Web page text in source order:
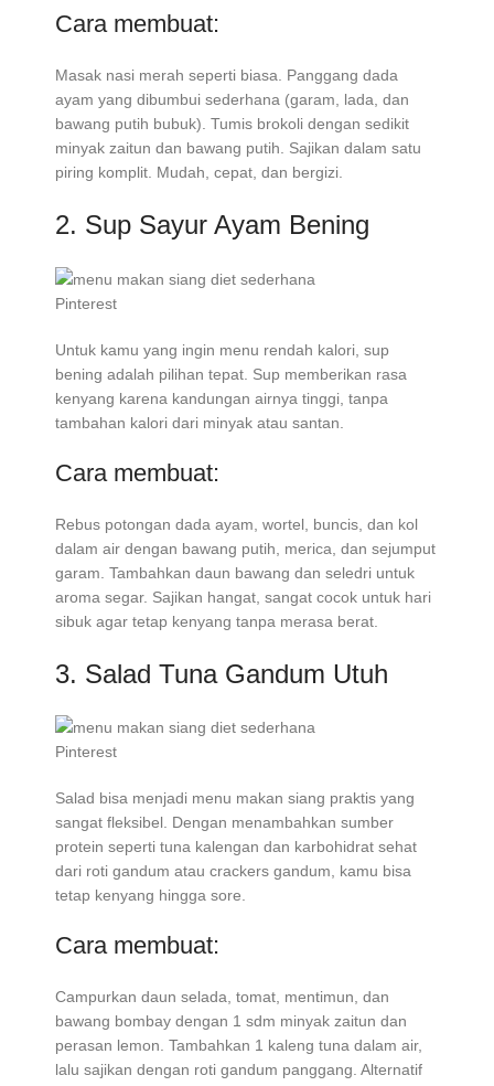
Cara membuat:
Masak nasi merah seperti biasa. Panggang dada
ayam yang dibumbui sederhana (garam, lada, dan
bawang putih bubuk). Tumis brokoli dengan sedikit
minyak zaitun dan bawang putih. Sajikan dalam satu
piring komplit. Mudah, cepat, dan bergizi.
2. Sup Sayur Ayam Bening
Pinterest
Untuk kamu yang ingin menu rendah kalori, sup
bening adalah pilihan tepat. Sup memberikan rasa
kenyang karena kandungan airnya tinggi, tanpa
tambahan kalori dari minyak atau santan.
Cara membuat:
Rebus potongan dada ayam, wortel, buncis, dan kol
dalam air dengan bawang putih, merica, dan sejumput
garam. Tambahkan daun bawang dan seledri untuk
aroma segar. Sajikan hangat, sangat cocok untuk hari
sibuk agar tetap kenyang tanpa merasa berat.
3. Salad Tuna Gandum Utuh
Pinterest
Salad bisa menjadi menu makan siang praktis yang
sangat fleksibel. Dengan menambahkan sumber
protein seperti tuna kalengan dan karbohidrat sehat
dari roti gandum atau crackers gandum, kamu bisa
tetap kenyang hingga sore.
Cara membuat:
Campurkan daun selada, tomat, mentimun, dan
bawang bombay dengan 1 sdm minyak zaitun dan
perasan lemon. Tambahkan 1 kaleng tuna dalam air,
lalu sajikan dengan roti gandum panggang. Alternatif